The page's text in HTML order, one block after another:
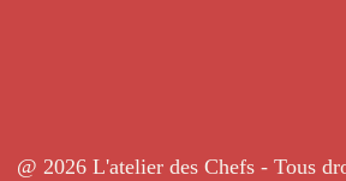
@ 2026 L'atelier des Chefs - Tous